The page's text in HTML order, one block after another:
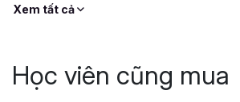
việc: Chương trình học tập tập
Hỗ trợ nhanh chóng và chuyên
Lương Minh Thanh luôn sẵn sàng
nghiệp như NSN, VTC Online, Nice98s,
Xem tất cả
Học viên cũng mua